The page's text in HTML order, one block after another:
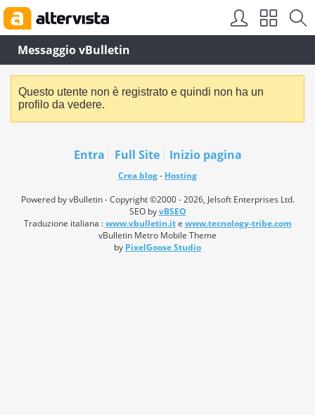
Messaggio vBulletin
Questo utente non è registrato e quindi non ha un
profilo da vedere.
Entra Full Site Inizio pagina
Crea blog- Hosting
Powered by vBulletin - Copyright ©2000 - 2026, Jelsoft Enterprises Ltd.
SEO byvBSEO
Traduzione italiana :www.vbulletin.ite www.tecnology-tribe.com
vBulletin Metro Mobile Theme
by PixelGoose Studio